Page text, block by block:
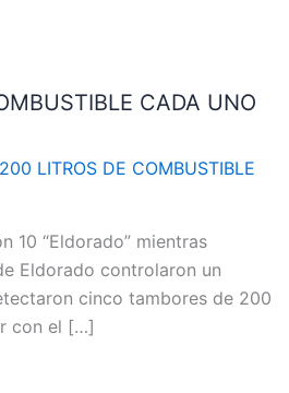
CADA UNO
LITROS DE COMBUSTIBLE
10 “Eldorado” mientras
Eldorado controlaron un
cinco tambores de 200
con el […]